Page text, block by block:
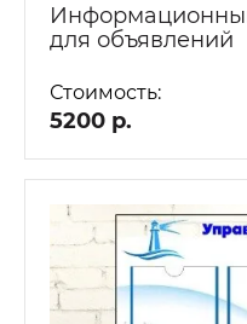
для объявлений
Стоимость:
5200 р.